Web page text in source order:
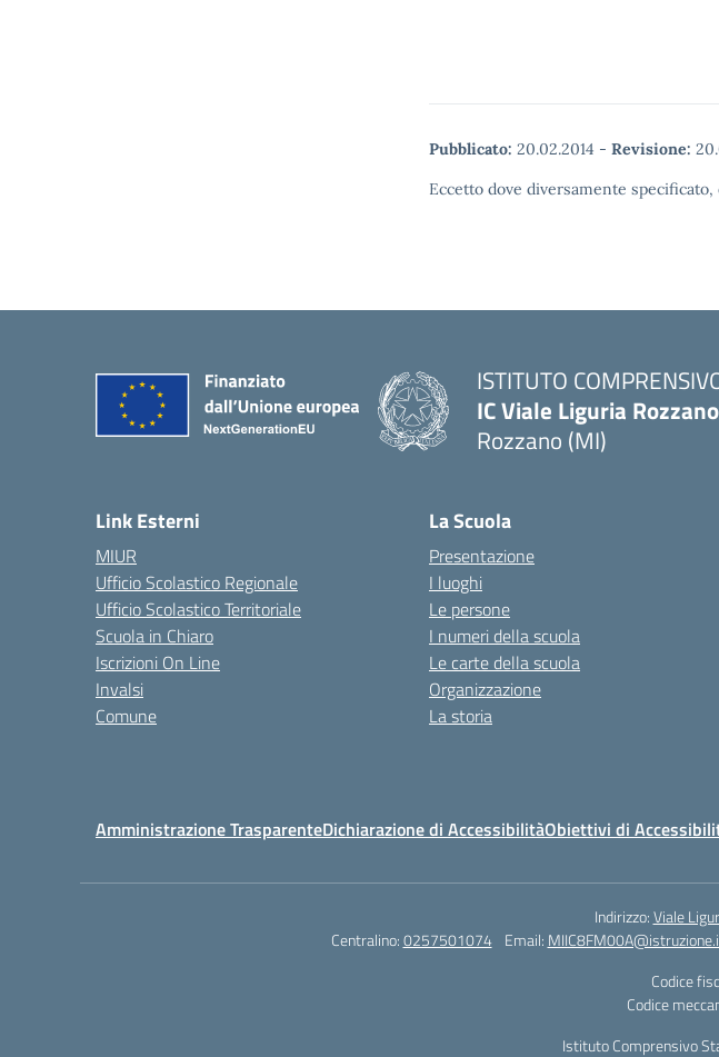
Pubblicato: 20.02.2014 - Revisione:
Eccetto dove diversamente
ISTITUTO
IC Viale Liguria Rozzano
Rozzano (MI)
Link Esterni
MIUR
Ufficio Scolastico Regionale
Ufficio Scolastico Territoriale
Scuola in Chiaro
Iscrizioni On Line
Invalsi
Comune
La Scuola
Presentazione
I luoghi
Le persone
I numeri della scuola
Le carte della scuola
Organizzazione
La storia
Amministrazione TrasparenteDichiarazione di AccessibilitàObiettivi di
Indirizzo:Viale
Centralino:0257501074 Email:
Codice
Codice
Istituto Comprensivo